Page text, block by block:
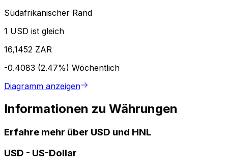
Südafrikanischer Rand
1 USD ist gleich
16,1452 ZAR
-0.4083 (2.47%) Wöchentlich
Diagramm anzeigen
Informationen zu Währungen
Erfahre mehr über USD und HNL
USD - US-Dollar